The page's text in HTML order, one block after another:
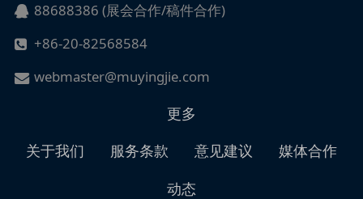
88688386 (展会合作/稿件合作)
+86-20-82568584
webmaster@muyingjie.com
更多
关于我们
服务条款 意见建议
媒体合作
动态